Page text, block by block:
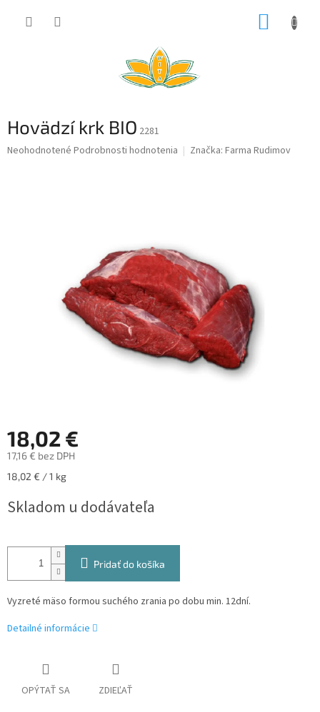
Hovädzí krk BIO 2281
Priemerné
Neohodnotené Podrobnosti hodnotenia Značka: Farma Rudimov
18,02 €
17,16 € bez DPH
Jednotková
18,02 € / 1 kg
Skladom u dodávateľa
Pridať do košíka
Vyzreté mäso formou suchého zrania po dobu min. 12dní.
Detailné informácie
OPÝTAŤ SA ZDIEĽAŤ